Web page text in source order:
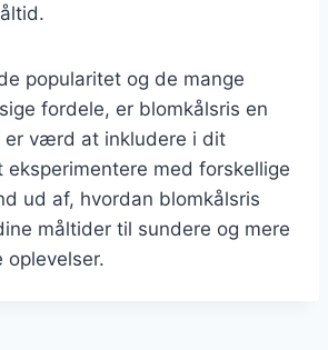
popularitet og de mange
fordele, er blomkålsris en
er værd at inkludere i dit
eksperimentere med forskellige
ud af, hvordan blomkålsris
måltider til sundere og mere